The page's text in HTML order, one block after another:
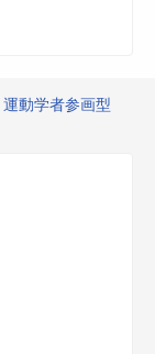
動学者参画型